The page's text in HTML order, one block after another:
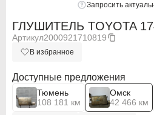
Запросить
ГЛУШИТЕЛЬ TOYOTA
Артикул2000921710819
В избранное
Доступные предложения
Тюмень
108 181 км
Омск
42 466 км